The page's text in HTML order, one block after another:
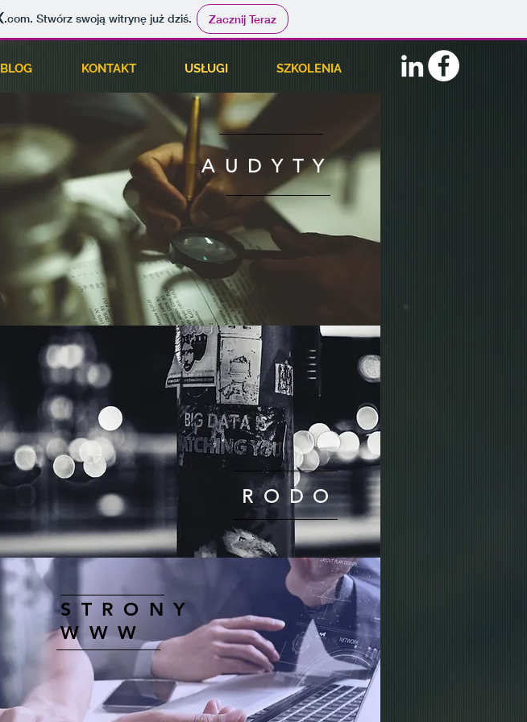
.com. Stwórz swoją witrynę już dziś. Zacznij Teraz
BLOG KONTAKT USŁUGI SZKOLENIA
AUDYTY
RODO
STRONY
WWW